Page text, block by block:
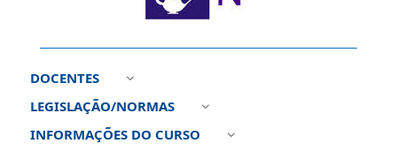
DOCENTES 3
LEGISLAÇÃO/NORMAS 3
INFORMAÇÕES DO CURSO 3